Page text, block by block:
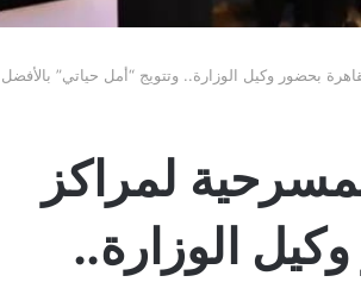
بحضور وكيل الوزارة.. وتتويج “أمل حياتي” بالأفضل
لمراكز
الوزارة..